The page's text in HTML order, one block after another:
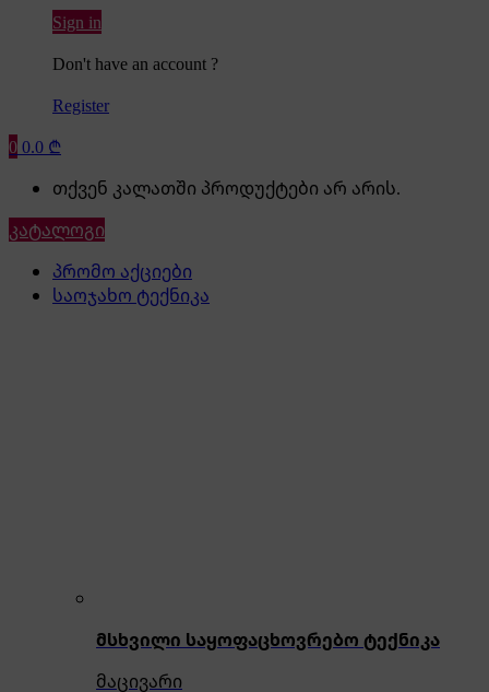
Sign in
Don't have an account ?
Register
00.0 ₾
თქვენ კალათში პროდუქტები არ არის.
კატალოგი
პრომო აქციები
საოჯახო ტექნიკა
მსხვილი საყოფაცხოვრებო ტექნიკა
მაცივარი